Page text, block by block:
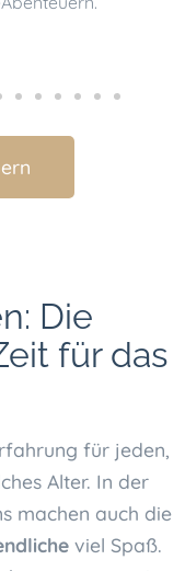
Die
für das
für jeden,
Alter. In der
machen auch die
viel Spaß.